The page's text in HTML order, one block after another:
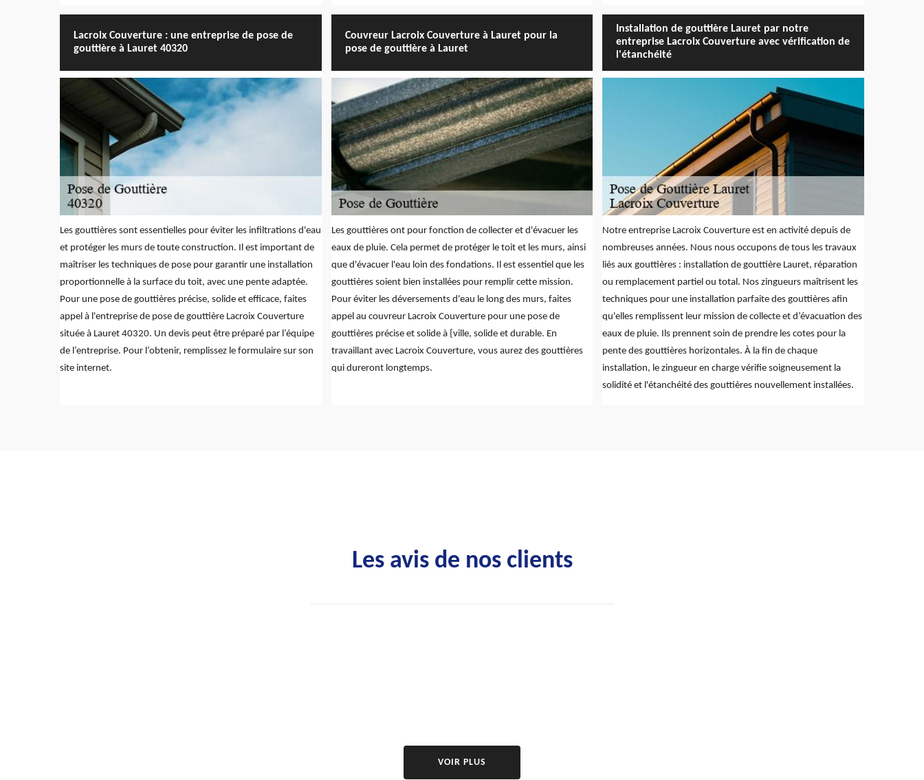
Lacroix Couverture : une entreprise de pose de
gouttière à Lauret 40320
Les gouttières sont essentielles pour éviter les infiltrations d'eau
et protéger les murs de toute construction. Il est important de
maîtriser les techniques de pose pour garantir une installation
proportionnelle à la surface du toit, avec une pente adaptée.
Pour une pose de gouttières précise, solide et efficace, faites
appel à l'entreprise de pose de gouttière Lacroix Couverture
située à Lauret 40320. Un devis peut être préparé par l’équipe
de l’entreprise. Pour l’obtenir, remplissez le formulaire sur son
site internet.
Couvreur Lacroix Couverture à Lauret pour la
pose de gouttière à Lauret
Les gouttières ont pour fonction de collecter et d'évacuer les
eaux de pluie. Cela permet de protéger le toit et les murs, ainsi
que d'évacuer l'eau loin des fondations. Il est essentiel que les
gouttières soient bien installées pour remplir cette mission.
Pour éviter les déversements d'eau le long des murs, faites
appel au couvreur Lacroix Couverture pour une pose de
gouttières précise et solide à {ville, solide et durable. En
travaillant avec Lacroix Couverture, vous aurez des gouttières
qui dureront longtemps.
Installation de gouttière Lauret par notre
entreprise Lacroix Couverture avec vérification de
l'étanchéité
Notre entreprise Lacroix Couverture est en activité depuis de
nombreuses années. Nous nous occupons de tous les travaux
liés aux gouttières : installation de gouttière Lauret, réparation
ou remplacement partiel ou total. Nos zingueurs maîtrisent les
techniques pour une installation parfaite des gouttières afin
qu'elles remplissent leur mission de collecte et d’évacuation des
eaux de pluie. Ils prennent soin de prendre les cotes pour la
pente des gouttières horizontales. À la fin de chaque
installation, le zingueur en charge vérifie soigneusement la
solidité et l'étanchéité des gouttières nouvellement installées.
Les avis de nos clients
VOIR PLUS